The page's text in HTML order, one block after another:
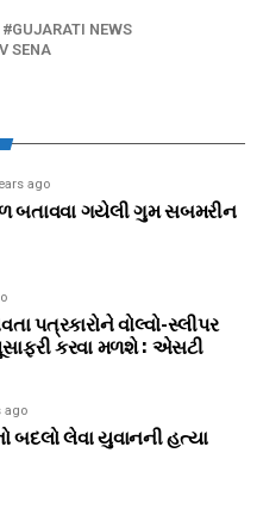
GUJARATI NEWS
SENA
ago
બતાવવા ગયેલી ગુમ સબમરીન
પત્રકારોને વોલ્‍વો-સ્‍લીપર
કરવા મળશે : એસટી
ago
બદલો લેવા યુવાનની હત્યા